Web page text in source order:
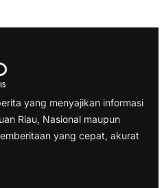
yang menyajikan informasi
Riau, Nasional maupun
yang cepat, akurat